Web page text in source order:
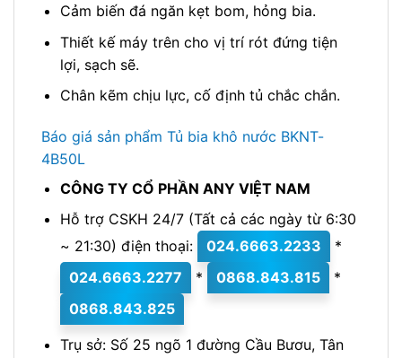
Cảm biến đá ngăn kẹt bom, hỏng bia.
Thiết kế máy trên cho vị trí rót đứng tiện
lợi, sạch sẽ.
Chân kẽm chịu lực, cố định tủ chắc chắn.
Báo giá sản phẩm Tủ bia khô nước BKNT-
4B50L
CÔNG TY CỔ PHẦN ANY VIỆT NAM
Hỗ trợ CSKH 24/7 (Tất cả các ngày từ 6:30
~ 21:30) điện thoại:
024.6663.2233
*
024.6663.2277
* 0868.843.815
*
0868.843.825
Trụ sở: Số 25 ngõ 1 đường Cầu Bươu, Tân